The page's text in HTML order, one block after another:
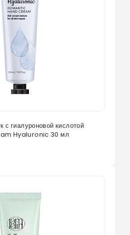
гиалуроновой кислотой
Hyaluronic 30 мл